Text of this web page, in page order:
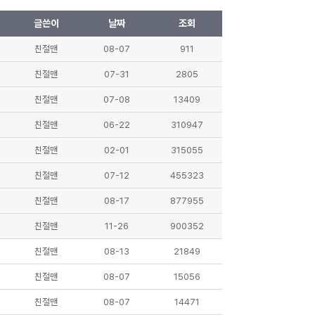
글쓴이 날짜 조회
친절맨 08-07 911
친절맨 07-31 2805
친절맨 07-08 13409
친절맨 06-22 310947
친절맨 02-01 315055
친절맨 07-12 455323
친절맨 08-17 877955
친절맨 11-26 900352
친절맨 08-13 21849
친절맨 08-07 15056
친절맨 08-07 14471